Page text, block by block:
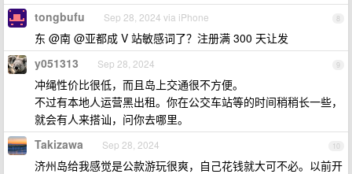
8
tongbufu Sep 28, 2024 via iPhone
东 @南 @亚都成 V 站敏感词了？注册满 300 天让发
9
y051313 Sep 28, 2024
冲绳性价比很低，而且岛上交通很不方便。
不过有本地人运营黑出租。你在公交车站等的时间稍稍长一些，
就会有人来搭讪，问你去哪里。
10
Takizawa Sep 28, 2024
济州岛给我感觉是公款游玩很爽，自己花钱就大可不必。以前开